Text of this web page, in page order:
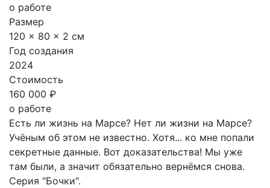
о работе
Размер
120 x 80 x 2 см
Год создания
2024
Стоимость
160 000 ₽
о работе
Есть ли жизнь на Марсе? Нет ли жизни на Марсе?
Учёным об этом не известно. Хотя... ко мне попали
секретные данные. Вот доказательства! Мы уже
там были, а значит обязательно вернёмся снова.
Серия "Бочки".